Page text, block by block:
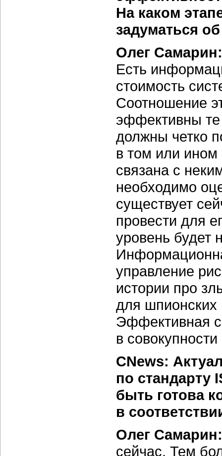
На каком
задуматься
Олег Самарин:
Есть
стоимость
Соотношение
эффективны
должны четко
в том или ином
связана с
необходимо
существует
провести для
уровень
управление
истории про
для шпионских
Эффективная
в
CNews:
по стандарту
быть готова
в
Олег Самарин:
сейчас. Тем